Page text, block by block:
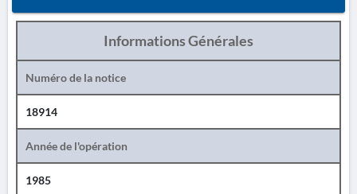
Informations Générales
Numéro de la notice
18914
Année de l'opération
1985